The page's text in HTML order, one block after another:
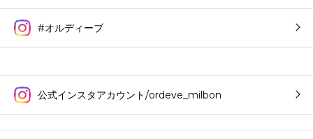
#オルディーブ
公式インスタアカウント/ordeve_milbon